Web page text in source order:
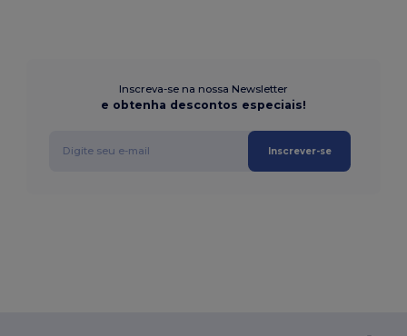
Inscreva-se na nossa Newsletter
e obtenha descontos especiais!
Inscrever-se